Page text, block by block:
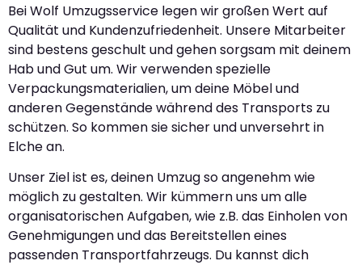
Bei Wolf Umzugsservice legen wir großen Wert auf
Qualität und Kundenzufriedenheit. Unsere Mitarbeiter
sind bestens geschult und gehen sorgsam mit deinem
Hab und Gut um. Wir verwenden spezielle
Verpackungsmaterialien, um deine Möbel und
anderen Gegenstände während des Transports zu
schützen. So kommen sie sicher und unversehrt in
Elche an.
Unser Ziel ist es, deinen Umzug so angenehm wie
möglich zu gestalten. Wir kümmern uns um alle
organisatorischen Aufgaben, wie z.B. das Einholen von
Genehmigungen und das Bereitstellen eines
passenden Transportfahrzeugs. Du kannst dich